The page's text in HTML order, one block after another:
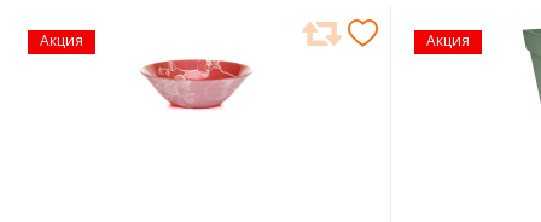
Акция Акция